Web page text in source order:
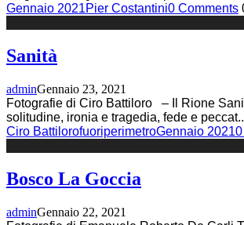
Gennaio 2021Pier Costantini0 Comments
Sanità
adminGennaio 23, 2021
Fotografie di Ciro Battiloro – Il Rione
solitudine, ironia e tragedia, fede e peccat
Ciro BattilorofuoriperimetroGennaio 2021
Bosco La Goccia
adminGennaio 22, 2021